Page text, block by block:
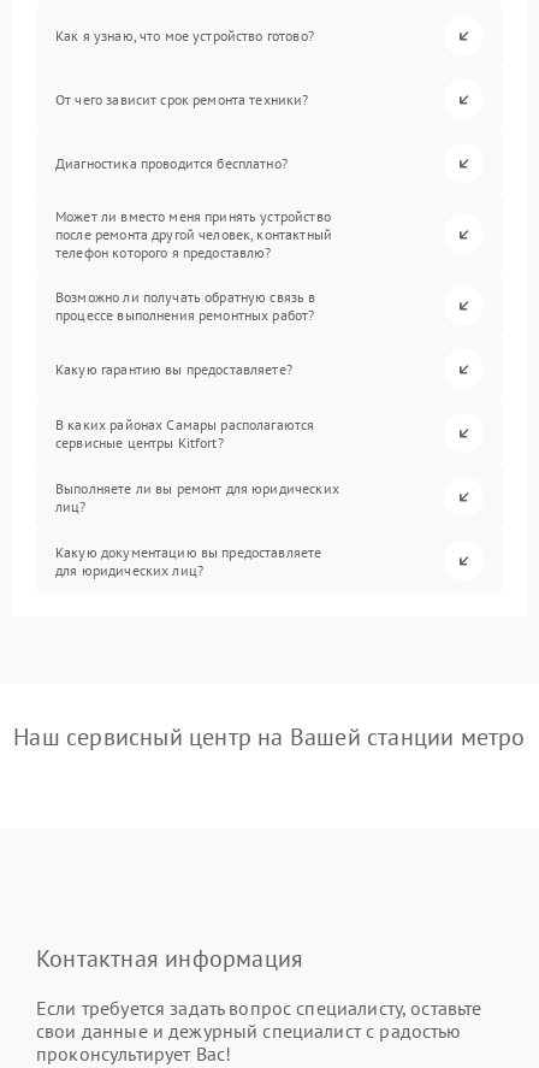
Как я узнаю, что мое устройство готово?
От чего зависит срок ремонта техники?
Диагностика проводится бесплатно?
Может ли вместо меня принять устройство
после ремонта другой человек, контактный
телефон которого я предоставлю?
Возможно ли получать обратную связь в
процессе выполнения ремонтных работ?
Какую гарантию вы предоставляете?
В каких районах Самары располагаются
сервисные центры Kitfort?
Выполняете ли вы ремонт для юридических
лиц?
Какую документацию вы предоставляете
для юридических лиц?
Наш сервисный центр на Вашей станции метро
Контактная информация
Если требуется задать вопрос специалисту, оставьте
свои данные и дежурный специалист с радостью
проконсультирует Вас!